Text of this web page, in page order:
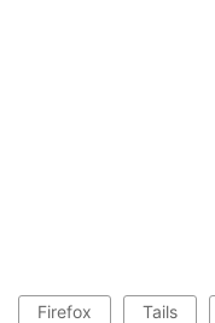
Firefox Tails